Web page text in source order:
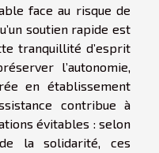
face au risque de
soutien rapide est
tranquillité d’esprit
l’autonomie,
en établissement
contribue à
évitables : selon
la solidarité, ces